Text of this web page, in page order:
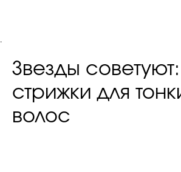
.
Звезды
стрижки для
волос